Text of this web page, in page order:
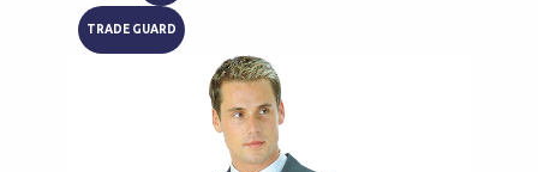
TRADE GUARD